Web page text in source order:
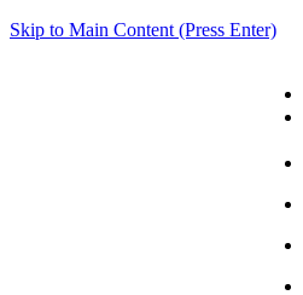
Skip to Main Content (Press Enter)